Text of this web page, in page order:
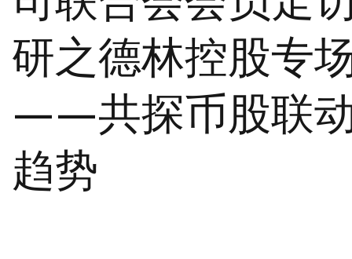
研之德林控股专
——共探币股联
趋势